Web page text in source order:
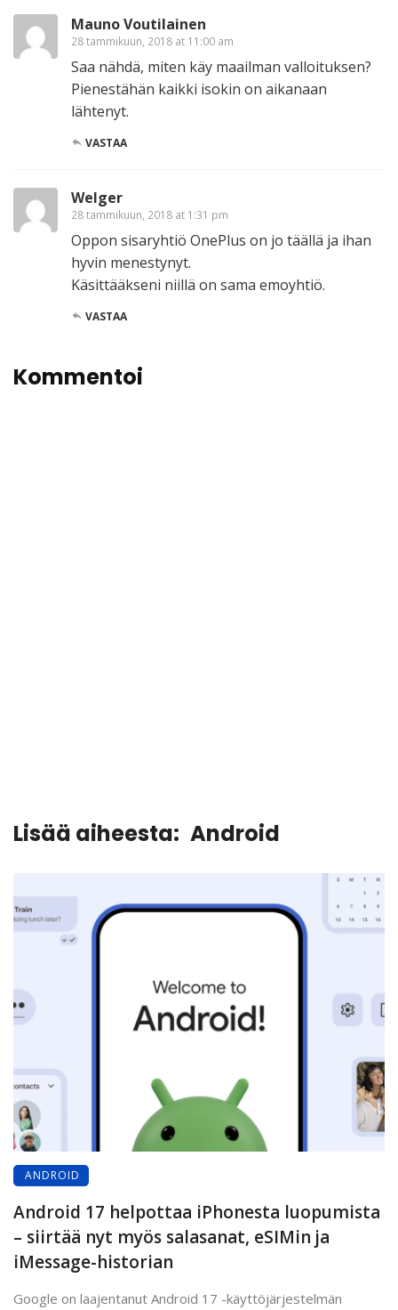
Mauno Voutilainen
28 tammikuun, 2018 at 11:00 am
Saa nähdä, miten käy maailman valloituksen?
Pienestähän kaikki isokin on aikanaan
lähtenyt.
VASTAA
Welger
28 tammikuun, 2018 at 1:31 pm
Oppon sisaryhtiö OnePlus on jo täällä ja ihan
hyvin menestynyt.
Käsittääkseni niillä on sama emoyhtiö.
VASTAA
Kommentoi
Lisää aiheesta: Android
ANDROID
Android 17 helpottaa iPhonesta luopumista
– siirtää nyt myös salasanat, eSIMin ja
iMessage-historian
Google on laajentanut Android 17 -käyttöjärjestelmän